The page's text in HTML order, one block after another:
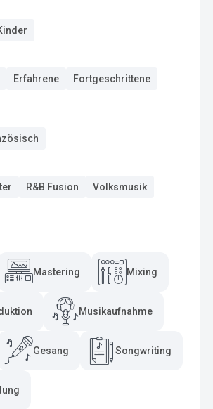
Erfahrene
Fortgeschrittene
R&B Fusion
Volksmusik
Mastering Mixing
Musikaufnahme
Gesang Songwriting